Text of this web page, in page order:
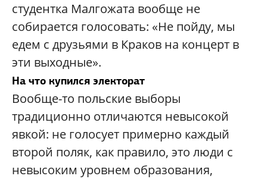
студентка Малгожата вообще не
собирается голосовать: «Не пойду, мы
едем с друзьями в Краков на концерт в
эти выходные».
На что купился электорат
Вообще-то польские выборы
традиционно отличаются невысокой
явкой: не голосует примерно каждый
второй поляк, как правило, это люди с
невысоким уровнем образования,